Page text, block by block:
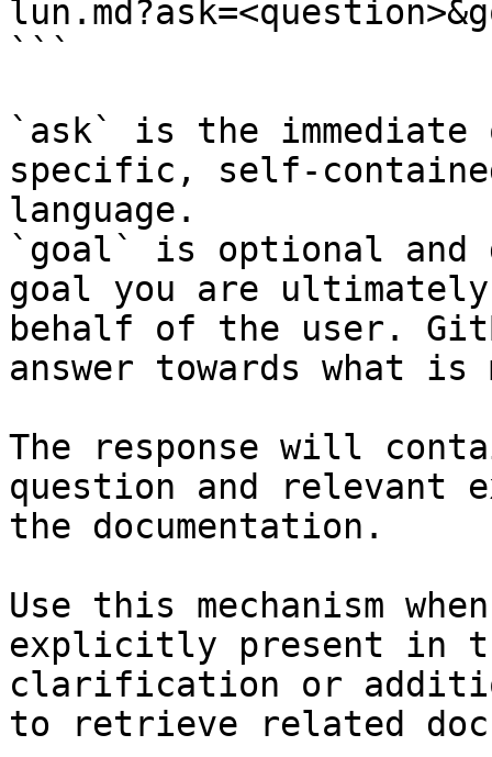
```
`ask` is the
specific, self-
language.
`goal` is optional and
goal you are
behalf of the user.
answer towards what
The response will
question and relevant
the documentation.
Use this mechanism
explicitly present in
clarification or